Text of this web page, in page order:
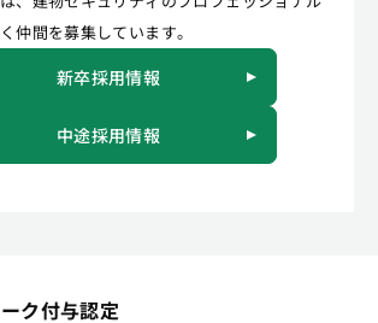
仲間を募集しています。
新卒採用情報
中途採用情報
ク付与認定